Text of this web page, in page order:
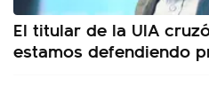
El titular de la UIA
estamos defendiendo